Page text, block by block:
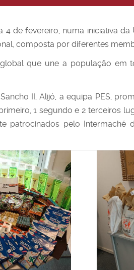
de fevereiro, numa iniciativa da
composta por diferentes
que une a população em
II, Alijó, a equipa PES,
1 segundo e 2 terceiros
patrocinados pelo Intermaché